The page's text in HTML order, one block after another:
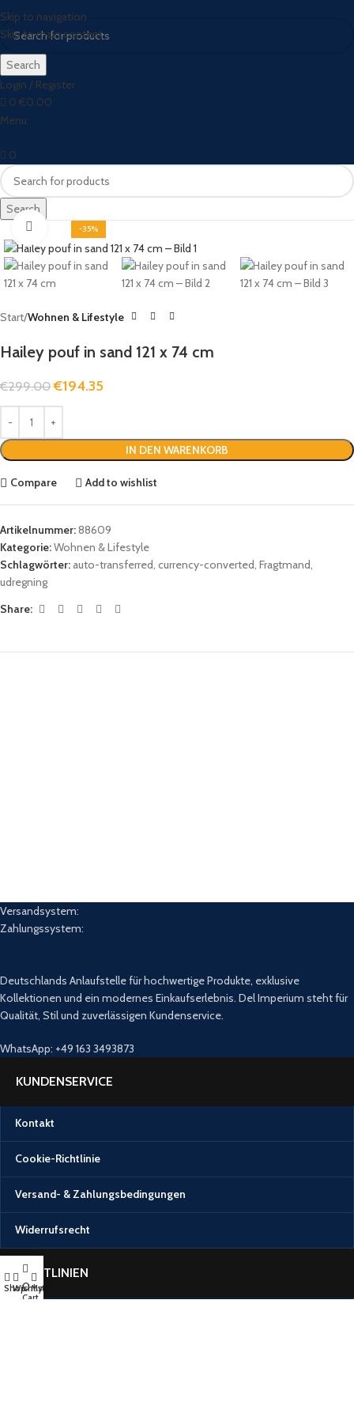
Skip to navigation
Skip to main content
Search
Login / Register
0 €0.00
Menu
0
Search
-35%
Click to enlarge
Start Wohnen & Lifestyle
Hailey pouf in sand 121 x 74 cm
€299.00 €194.35
IN DEN WARENKORB
Compare Add to wishlist
Artikelnummer:88609
Kategorie:Wohnen & Lifestyle
Schlagwörter: auto-transferred currency-converted Fragtmand
udregning
Share:
Versandsystem:
Zahlungssystem:
Deutschlands Anlaufstelle für hochwertige Produkte, exklusive
Kollektionen und ein modernes Einkaufserlebnis. Del Imperium steht für
Qualität, Stil und zuverlässigen Kundenservice.
WhatsApp: +49 163 3493873
KUNDENSERVICE
Kontakt
Cookie-Richtlinie
Versand- & Zahlungsbedingungen
Widerrufsrecht
RICHTLINIEN
Shop
Wishlist
0
Cart
My account